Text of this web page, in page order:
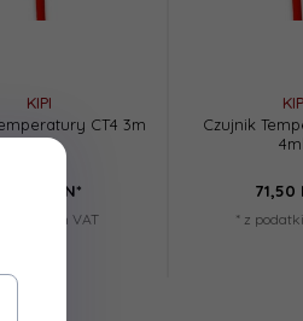
KIPI
CT4 3m
PLN*
podatkiem VAT
Czujnik
71,50
* z